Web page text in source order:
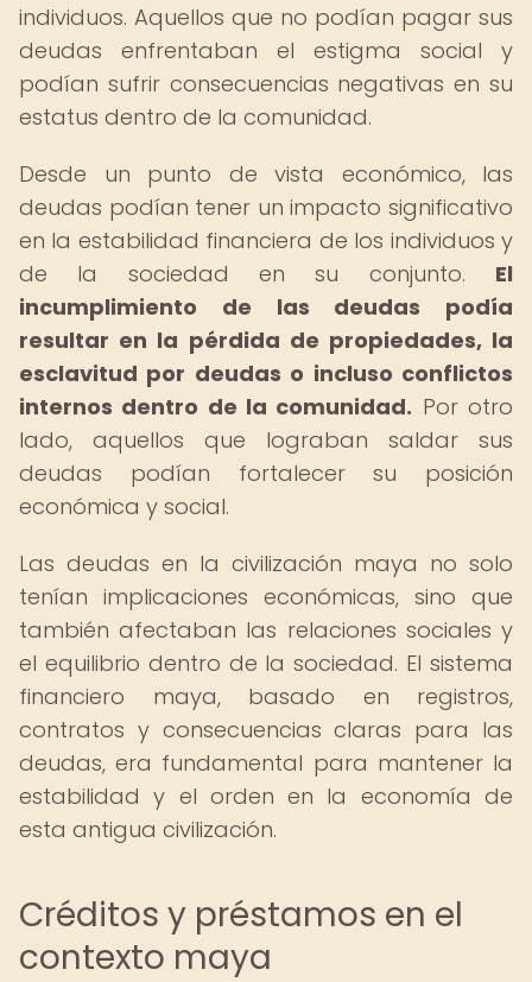
individuos. Aquellos que no podían pagar sus
deudas enfrentaban el estigma social y
podían sufrir consecuencias negativas en su
estatus dentro de la comunidad.
Desde un punto de vista económico, las
deudas podían tener un impacto significativo
en la estabilidad financiera de los individuos y
de la sociedad en su conjunto. El
incumplimiento de las deudas podía
resultar en la pérdida de propiedades, la
esclavitud por deudas o incluso conflictos
internos dentro de la comunidad. Por otro
lado, aquellos que lograban saldar sus
deudas podían fortalecer su posición
económica y social.
Las deudas en la civilización maya no solo
tenían implicaciones económicas, sino que
también afectaban las relaciones sociales y
el equilibrio dentro de la sociedad. El sistema
financiero maya, basado en registros,
contratos y consecuencias claras para las
deudas, era fundamental para mantener la
estabilidad y el orden en la economía de
esta antigua civilización.
Créditos y préstamos en el
contexto maya